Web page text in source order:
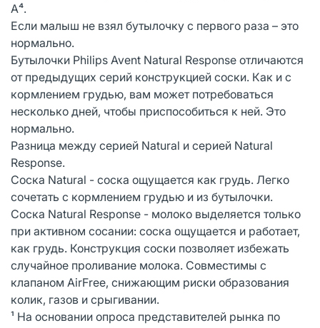
A⁴.
Если малыш не взял бутылочку с первого раза – это
нормально.
Бутылочки Philips Avent Natural Response отличаются
от предыдущих серий конструкцией соски. Как и с
кормлением грудью, вам может потребоваться
несколько дней, чтобы приспособиться к ней. Это
нормально.
Разница между серией Natural и серией Natural
Response.
Соска Natural - соска ощущается как грудь. Легко
сочетать c кормлением грудью и из бутылочки.
Соска Natural Response - молоко выделяется только
при активном сосании: соска ощущается и работает,
как грудь. Конструкция соски позволяет избежать
случайное проливание молока. Совместимы с
клапаном AirFree, снижающим риски образования
колик, газов и срыгивании.
¹ На основании опроса представителей рынка по